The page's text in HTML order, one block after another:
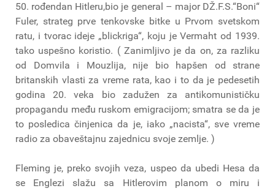
50. rođendan Hitleru,bio je general – major DŽ.F.S.“Boni“
Fuler, strateg prve tenkovske bitke u Prvom svetskom
ratu, i tvorac ideje „blickriga“, koju je Vermaht od 1939.
tako uspešno koristio. ( Zanimljivo je da on, za razliku
od Domvila i Mouzlija, nije bio hapšen od strane
britanskih vlasti za vreme rata, kao i to da je pedesetih
godina 20. veka bio zadužen za antikomunističku
propagandu među ruskom emigracijom; smatra se da je
to posledica činjenica da je, iako „nacista“, sve vreme
radio za obaveštajnu zajednicu svoje zemlje. )
Fleming je, preko svojih veza, uspeo da ubedi Hesa da
se Englezi slažu sa Hitlerovim planom o miru i